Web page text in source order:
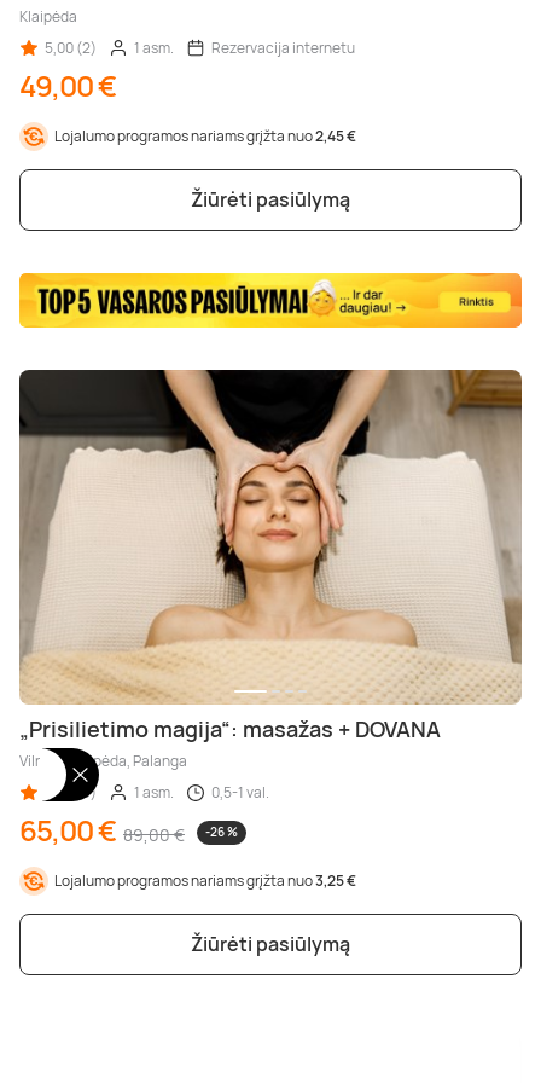
Klaipėda
5,00 (2)
1 asm. Rezervacija internetu
49,00 €
Lojalumo programos nariams grįžta nuo2,45 €
Žiūrėti pasiūlymą
„Prisilietimo magija“: masažas + DOVANA
Vilnius, Klaipėda, Palanga
5,00 (3)
1 asm. 0,5-1 val.
65,00 € 89,00 € -26 %
Lojalumo programos nariams grįžta nuo3,25 €
Žiūrėti pasiūlymą